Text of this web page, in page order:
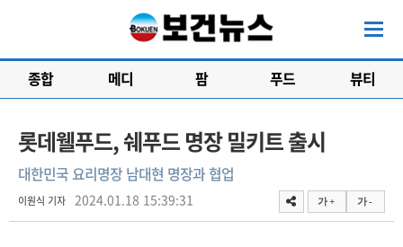
종합 메디 팜 푸드 뷰티
롯데웰푸드, 쉐푸드 명장 밀키트 출시
대한민국 요리명장 남대현 명장과 협업
이원식 기자 2024.01.18 15:39:31 가 + 가 -